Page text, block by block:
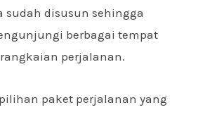
sudah disusun sehingga
berbagai tempat
perjalanan.
paket perjalanan yang